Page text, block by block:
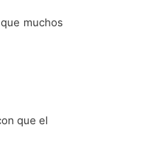
muchos
que el